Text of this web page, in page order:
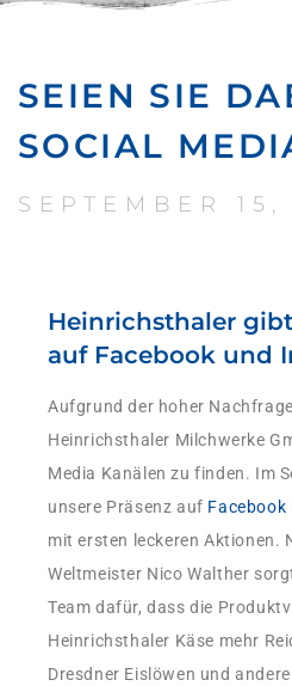
SEIEN SIE
SOCIAL
SEPTEMBER 15,
Heinrichsthaler
auf Facebook und
Aufgrund der hoher
Heinrichsthaler Milchwerke
Media Kanälen zu finden. Im
unsere Präsenz auf Facebook
mit ersten leckeren Aktionen.
Weltmeister Nico Walther
Team dafür, dass die
Heinrichsthaler Käse mehr
Dresdner Eislöwen und